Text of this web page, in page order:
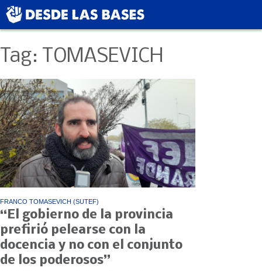
Tag: TOMASEVICH
FRANCO TOMASEVICH (SUTEF)
“El gobierno de la provincia
prefirió pelearse con la
docencia y no con el conjunto
de los poderosos”